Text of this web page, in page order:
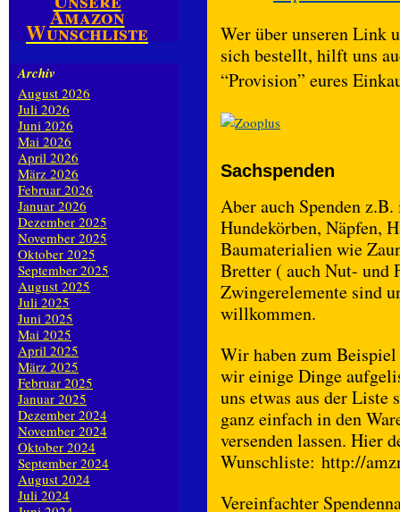
Wer über unseren Link
sich bestellt, hilft uns
“Provision” eures
Sachspenden
Aber auch Spenden
Hundekörben, Näpfen,
Baumaterialien wie
Bretter ( auch Nut- und
Zwingerelemente sind
willkommen.
Wir haben zum
wir einige Dinge
uns etwas aus der Liste
ganz einfach in den
versenden lassen. Hier
Wunschliste: http://
Vereinfachter
Amazon
Wunschliste
Archiv
August 2026
Juli 2026
Juni 2026
Mai 2026
April 2026
März 2026
Februar 2026
Januar 2026
Dezember 2025
November 2025
Oktober 2025
September 2025
August 2025
Juli 2025
Juni 2025
Mai 2025
April 2025
März 2025
Februar 2025
Januar 2025
Dezember 2024
November 2024
Oktober 2024
September 2024
August 2024
Juli 2024